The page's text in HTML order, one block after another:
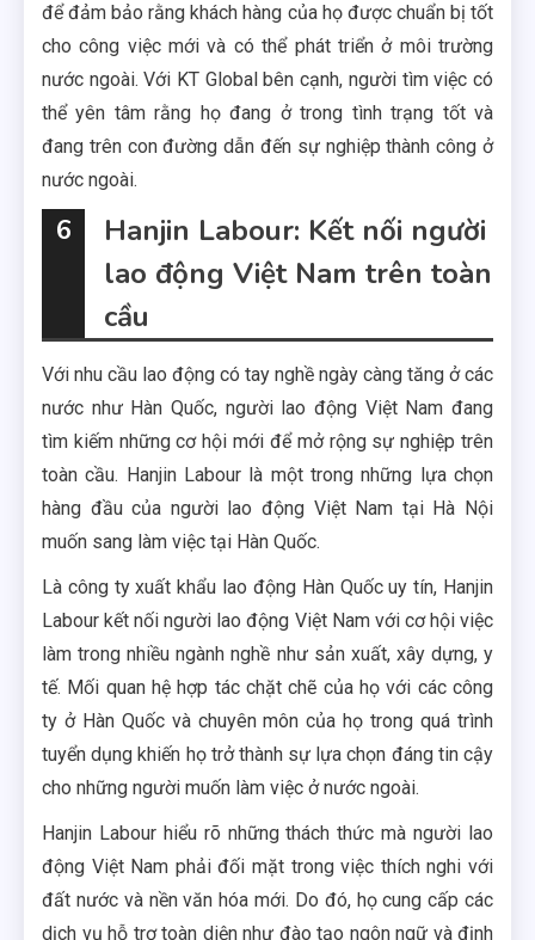
để đảm bảo rằng khách hàng của họ được chuẩn bị tốt
cho công việc mới và có thể phát triển ở môi trường
nước ngoài. Với KT Global bên cạnh, người tìm việc có
thể yên tâm rằng họ đang ở trong tình trạng tốt và
đang trên con đường dẫn đến sự nghiệp thành công ở
nước ngoài.
6
Hanjin Labour: Kết nối người
lao động Việt Nam trên toàn
cầu
Với nhu cầu lao động có tay nghề ngày càng tăng ở các
nước như Hàn Quốc, người lao động Việt Nam đang
tìm kiếm những cơ hội mới để mở rộng sự nghiệp trên
toàn cầu. Hanjin Labour là một trong những lựa chọn
hàng đầu của người lao động Việt Nam tại Hà Nội
muốn sang làm việc tại Hàn Quốc.
Là công ty xuất khẩu lao động Hàn Quốc uy tín, Hanjin
Labour kết nối người lao động Việt Nam với cơ hội việc
làm trong nhiều ngành nghề như sản xuất, xây dựng, y
tế. Mối quan hệ hợp tác chặt chẽ của họ với các công
ty ở Hàn Quốc và chuyên môn của họ trong quá trình
tuyển dụng khiến họ trở thành sự lựa chọn đáng tin cậy
cho những người muốn làm việc ở nước ngoài.
Hanjin Labour hiểu rõ những thách thức mà người lao
động Việt Nam phải đối mặt trong việc thích nghi với
đất nước và nền văn hóa mới. Do đó, họ cung cấp các
dịch vụ hỗ trợ toàn diện như đào tạo ngôn ngữ và định